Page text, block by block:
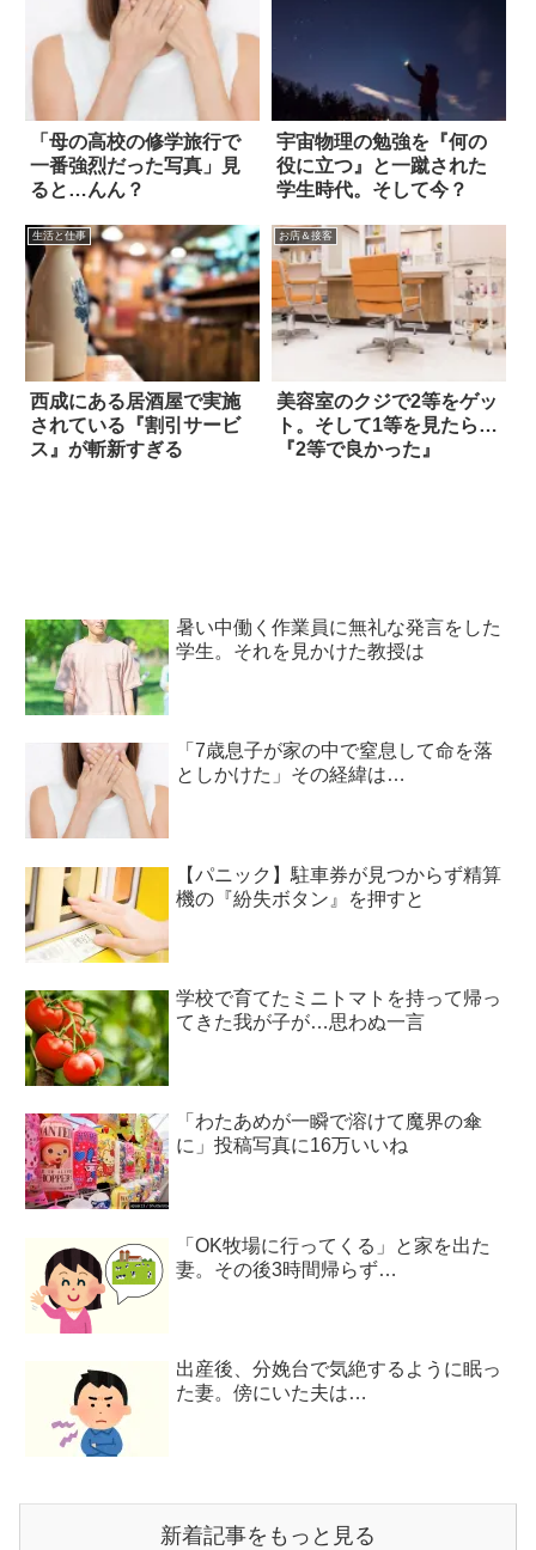
「母の高校の修学旅行で
一番強烈だった写真」見
ると…んん？
宇宙物理の勉強を『何の
役に立つ』と一蹴された
学生時代。そして今？
生活と仕事
西成にある居酒屋で実施
されている『割引サービ
ス』が斬新すぎる
お店＆接客
美容室のクジで2等をゲッ
ト。そして1等を見たら…
『2等で良かった』
暑い中働く作業員に無礼な発言をした
学生。それを見かけた教授は
「7歳息子が家の中で窒息して命を落
としかけた」その経緯は…
【パニック】駐車券が見つからず精算
機の『紛失ボタン』を押すと
学校で育てたミニトマトを持って帰っ
てきた我が子が…思わぬ一言
「わたあめが一瞬で溶けて魔界の傘
に」投稿写真に16万いいね
「OK牧場に行ってくる」と家を出た
妻。その後3時間帰らず…
出産後、分娩台で気絶するように眠っ
た妻。傍にいた夫は…
新着記事をもっと見る